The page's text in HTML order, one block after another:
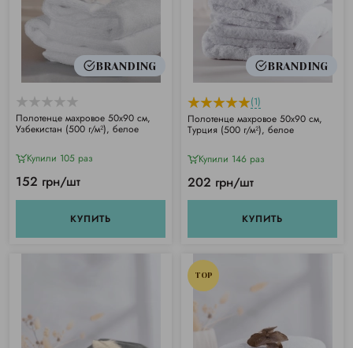
BRANDING
Полотенце махровое 50х90 см,
Узбекистан (500 г/м²), белое
Купили 105 раз
152 грн/шт
КУПИТЬ
BRANDING
(1)
Полотенце махровое 50х90 см,
Турция (500 г/м²), белое
Купили 146 раз
202 грн/шт
КУПИТЬ
TOP